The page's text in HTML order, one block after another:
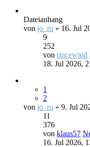
Dateianhang
von jo_ru » 16. Jul
9
252
von rincewind
18. Jul 2026,
1
2
von jo_ru » 9. Jul
11
376
von klaus57
16. Jul 2026,